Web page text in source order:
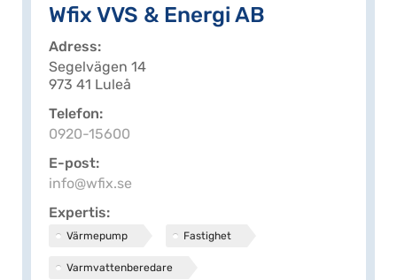
Wfix VVS & Energi AB
Adress
Segelvägen 14
973 41 Luleå
Telefon
0920-15600
E-post
info@wfix.se
Expertis
Värmepump Fastighet
Varmvattenberedare